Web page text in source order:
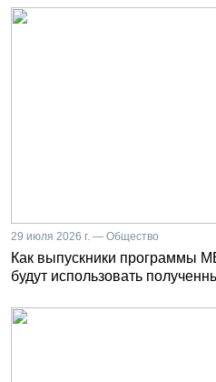
29 июля 2026 г. — Общество
Как выпускники программы
будут использовать